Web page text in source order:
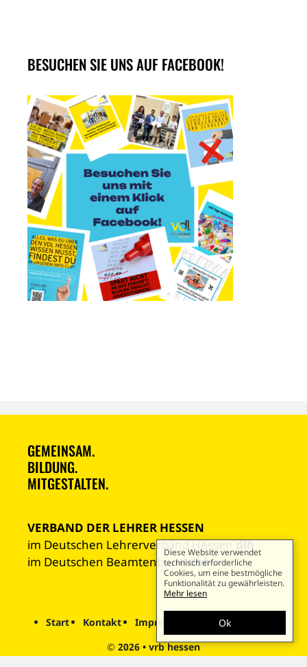
BESUCHEN SIE UNS AUF FACEBOOK!
GEMEINSAM.
BILDUNG.
MITGESTALTEN.
VERBAND DER LEHRER HESSEN
im Deutschen Lehrerverband Hessendlh
im Deutschen Beamtenbunddbb
Start Kontakt Impressum
Datenschutz
© 2026 • vrb hessen
Diese Website verwendet
technisch erforderliche
Cookies, um eine bestmögliche
Funktionalität zu gewährleisten.
Mehr lesen
Ok